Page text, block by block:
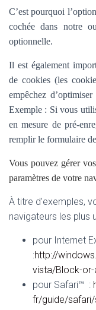
C’est pourquoi
cochée dans notre
optionnelle.
Il est également
de cookies (les
empêchez
Exemple : Si vous
en mesure de pré-
remplir le formulaire
Vous pouvez gérer
paramètres de votre
À titre d’exemples,
navigateurs les plus
pour Internet
:http://
vista/Block-
pour Safari™ :
fr/guide/